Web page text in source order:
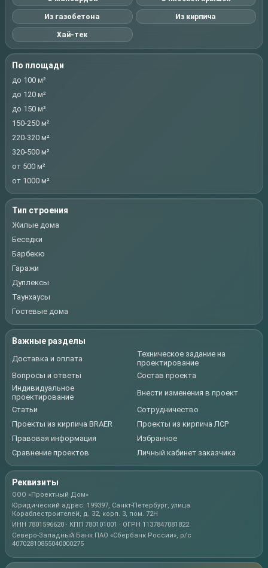
Из газобетона Из кирпича
Хай-тек
По площади
до 100 м²
до 120 м²
до 150 м²
150-250 м²
220-320 м²
320-500 м²
от 500 м²
от 1000 м²
Тип строения
Жилые дома
Беседки
Барбекю
Гаражи
Дуплексы
Таунхаусы
Гостевые дома
Важные разделы
Доставка и оплата
Техническое задание на
проектирование
Вопросы и ответы
Состав проекта
Индивидуальное
проектирование
Внести изменения в проект
Статьи
Сотрудничество
Проекты из кирпича BRAER
Проекты из кирпича ЛСР
Правовая информация
Избранное
Сравнение проектов
Личный кабинет заказчика
Реквизиты
ООО «Проектный Дом»
Юридический адрес: 199397, Санкт-Петербург, улица
Кораблестроителей, д. 32, корп. 3, пом. 72Н
ИНН 7801596620 · КПП 780101001 · ОГРН 1137847081822
Северо-Западный Банк ПАО «Сбербанк России», р/с
40702810855040000275